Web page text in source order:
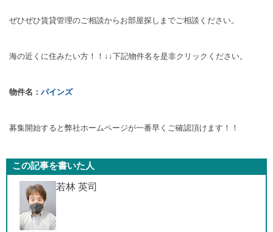
ぜひぜひ賃貸管理のご相談からお部屋探しまでご相談ください。
海の近くに住みたい方！！↓↓下記物件名を是非クリックください。
物件名： パインズ
募集開始すると弊社ホームページが一番早くご確認頂けます！！
この記事を書いた人
若林 英司